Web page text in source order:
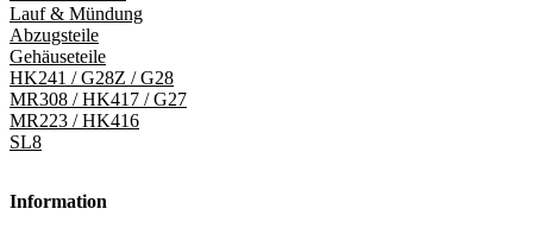
Lauf & Mündung
Abzugsteile
Gehäuseteile
HK241 / G28Z / G28
MR308 / HK417 / G27
MR223 / HK416
SL8
Information